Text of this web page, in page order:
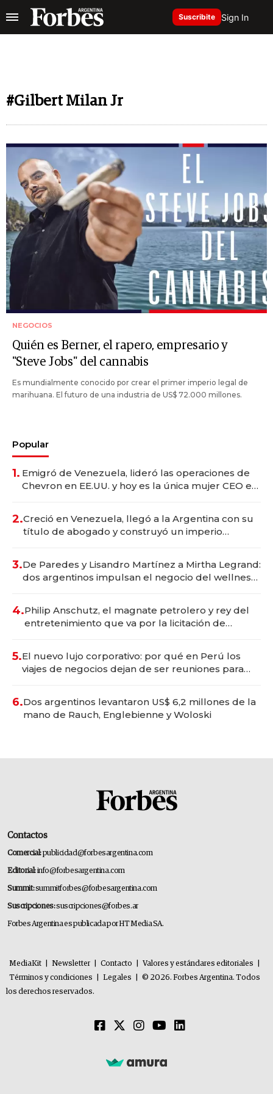
Suscribite Sign In
#Gilbert Milan Jr
NEGOCIOS
Quién es Berner, el rapero, empresario y
"Steve Jobs" del cannabis
Es mundialmente conocido por crear el primer imperio legal de
marihuana. El futuro de una industria de US$ 72.000 millones.
Popular
1. Emigró de Venezuela, lideró las operaciones de
Chevron en EE.UU. y hoy es la única mujer CEO en
2.Creció en Venezuela, llegó a la Argentina con su
título de abogado y construyó un imperio
3.De Paredes y Lisandro Martínez a Mirtha Legrand:
dos argentinos impulsan el negocio del wellness
4.Philip Anschutz, el magnate petrolero y rey del
entretenimiento que va por la licitación de
5.El nuevo lujo corporativo: por qué en Perú los
viajes de negocios dejan de ser reuniones para
6.Dos argentinos levantaron US$ 6,2 millones de la
mano de Rauch, Englebienne y Woloski
Contactos
Comercial:publicidad@forbesargentina.com
Editorial:info@forbesargentina.com
Summit:summitforbes@forbesargentina.com
Suscripciones:suscripciones@forbes.ar
Forbes Argentina es publicada por HT Media SA.
MediaKit Newsletter Contacto Valores y estándares editoriales
Términos y condiciones
Legales
© 2026. Forbes Argentina. Todos
los derechos reservados.